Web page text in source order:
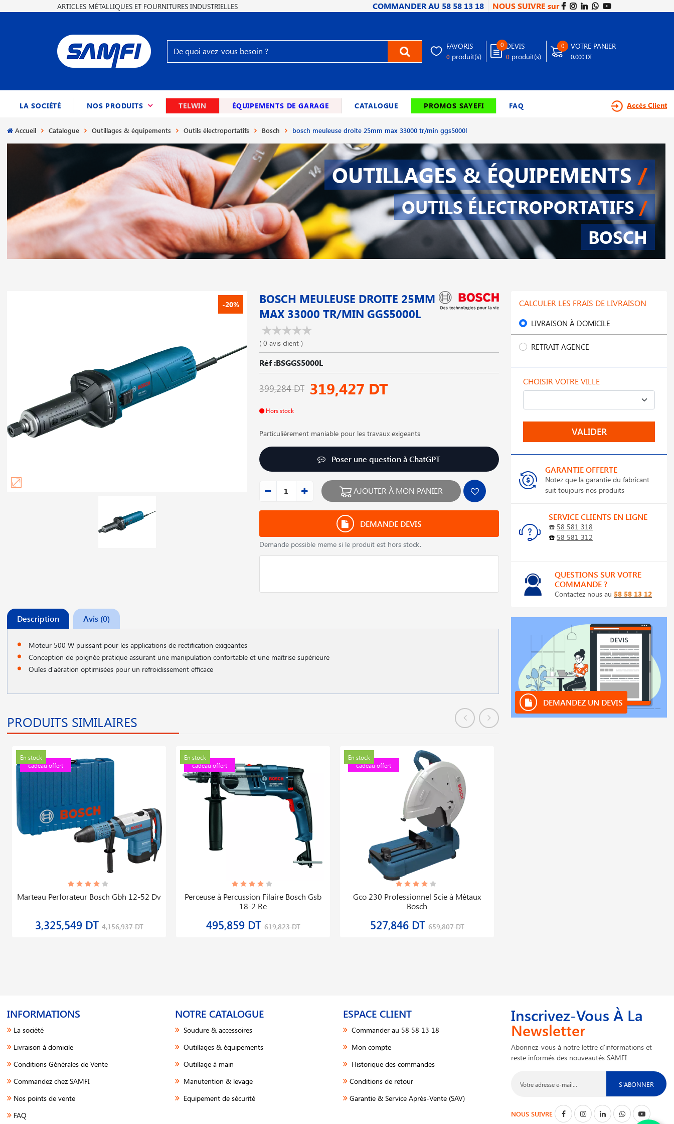
ARTICLES MÉTALLIQUES ET FOURNITURES INDUSTRIELLES COMMANDER AU 58 58 13 18 NOUS SUIVRE sur
FAVORIS
0 produit(s)
0 DEVIS
0 produit(s)
0 VOTRE PANIER
0.000 DT
LA SOCIÉTÉ NOS PRODUITS (CURRENT)TELWIN ÉQUIPEMENTS DE GARAGE CATALOGUE PROMOS SAYEFI FAQ Accès Client
Accueil Catalogue Outillages & équipements Outils électroportatifs Bosch bosch meuleuse droite 25mm max 33000 tr/min ggs5000l
OUTILLAGES & ÉQUIPEMENTS /
OUTILS ÉLECTROPORTATIFS/
BOSCH
-20%
BOSCH MEULEUSE DROITE 25MM
MAX 33000 TR/MIN GGS5000L
( 0 avis client )
Réf :BSGGS5000L
399,284 DT 319,427 DT
Hors stock
Particulièrement maniable pour les travaux exigeants
Poser une question à ChatGPT
AJOUTER À MON PANIER
DEMANDE DEVIS
Demande possible meme si le produit est hors stock.
Description Avis (0)
Moteur 500 W puissant pour les applications de rectification exigeantes
Conception de poignée pratique assurant une manipulation confortable et une maîtrise supérieure
Ouïes d′aération optimisées pour un refroidissement efficace
PRODUITS SIMILAIRES
En stock
cadeau offert
Marteau Perforateur Bosch Gbh 12-52 Dv
3,325,549 DT4,156,937 DT
En stock
cadeau offert
Perceuse à Percussion Filaire Bosch Gsb
18-2 Re
495,859 DT619,823 DT
En stock
cadeau offert
Gco 230 Professionnel Scie à Métaux
Bosch
527,846 DT659,807 DT
CALCULER LES FRAIS DE LIVRAISON
LIVRAISON À DOMICILE
RETRAIT AGENCE
CHOISIR VOTRE VILLE
VALIDER
GARANTIE OFFERTE
Notez que la garantie du fabricant
suit toujours nos produits
SERVICE CLIENTS EN LIGNE
☎️ 58 581 318
☎️ 58 581 312
QUESTIONS SUR VOTRE
COMMANDE ?
Contactez nous au 58 58 13 12
DEMANDEZ UN DEVIS
INFORMATIONS
La société
Livraison à domicile
Conditions Générales de Vente
Commandez chez SAMFI
Nos points de vente
FAQ
NOTRE CATALOGUE
Soudure & accessoires
Outillages & équipements
Outillage à main
Manutention & levage
Equipement de sécurité
ESPACE CLIENT
Commander au 58 58 13 18
Mon compte
Historique des commandes
Conditions de retour
Garantie & Service Après-Vente (SAV)
Inscrivez-Vous À La
Newsletter
Abonnez-vous à notre lettre d'informations et
reste informés des nouveautés SAMFI
S'ABONNER
NOUS SUIVRE